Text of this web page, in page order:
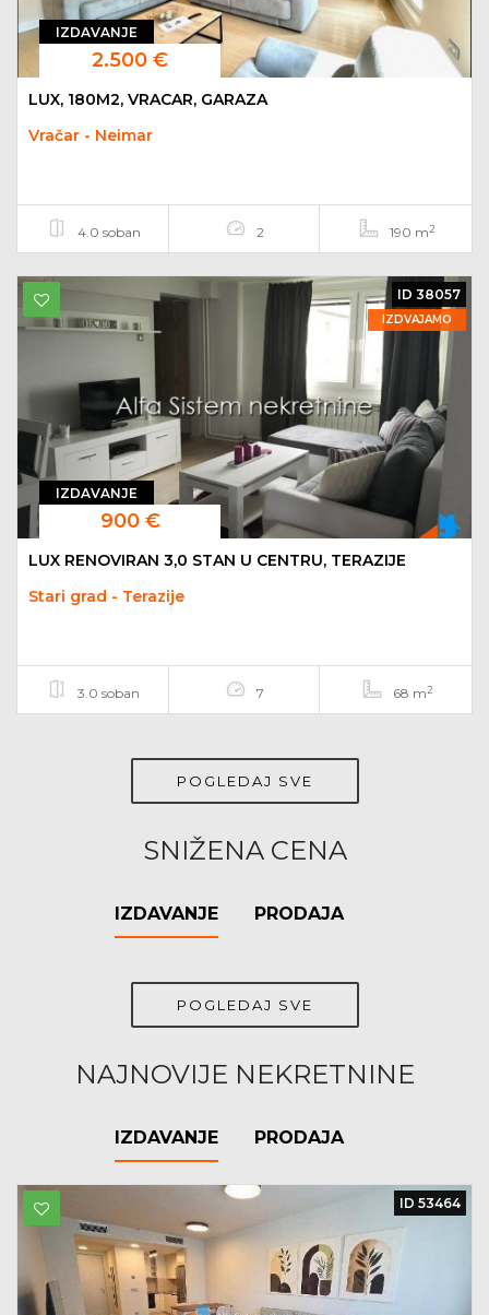
IZDAVANJE
2.500 €
LUX, 180M2, VRACAR, GARAZA
Vračar - Neimar
4.0 soban 2 190 m2
IZDAVANJE
900 €
ID 38057
IZDVAJAMO
LUX RENOVIRAN 3,0 STAN U CENTRU, TERAZIJE
Stari grad - Terazije
3.0 soban 7 68 m2
POGLEDAJ SVE
SNIŽENA CENA
IZDAVANJE PRODAJA
POGLEDAJ SVE
NAJNOVIJE NEKRETNINE
IZDAVANJE PRODAJA
ID 53464